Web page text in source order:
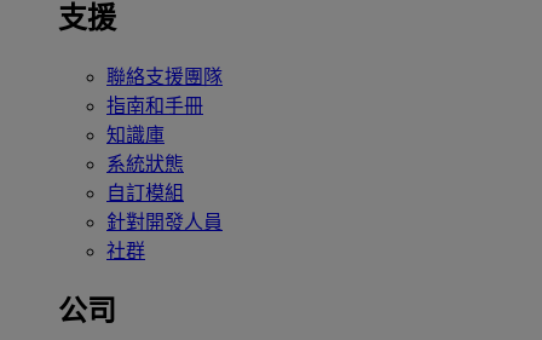
支援
聯絡支援團隊
指南和手冊
知識庫
系統狀態
自訂模組
針對開發人員
社群
公司